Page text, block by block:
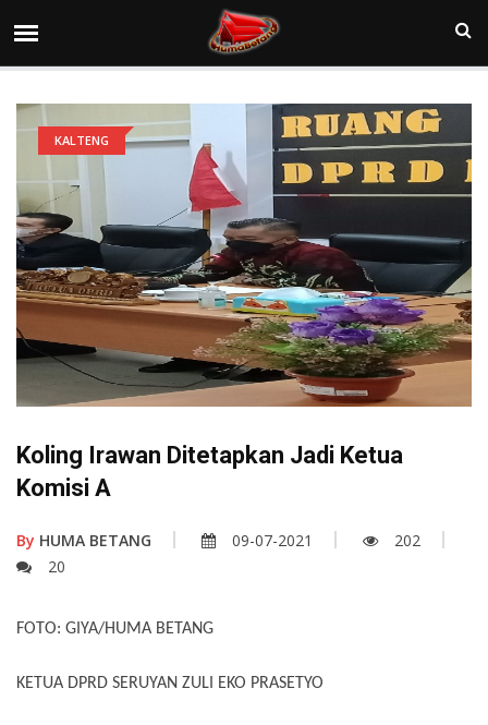
KALTENG
Koling Irawan Ditetapkan Jadi Ketua
Komisi A
By HUMA BETANG 09-07-2021
202
20
FOTO: GIYA/HUMA BETANG
KETUA DPRD SERUYAN ZULI EKO PRASETYO